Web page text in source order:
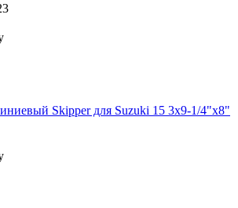
Skipper для Suzuki 15 3x9-1/4"х8"